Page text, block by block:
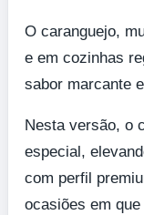
O caranguejo,
e em cozinhas
sabor marcante
Nesta versão, o
especial,
com perfil
ocasiões em